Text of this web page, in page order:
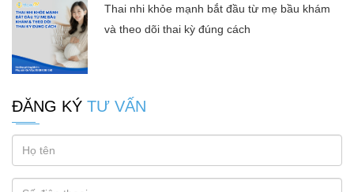
Thai nhi khỏe mạnh bắt đầu từ mẹ bầu khám
và theo dõi thai kỳ đúng cách
ĐĂNG KÝ TƯ VẤN